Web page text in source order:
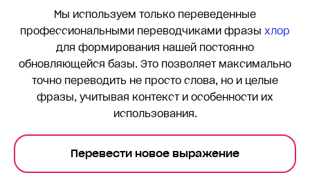
Мы используем только переведенные
профессиональными переводчиками фразы хлор
для формирования нашей постоянно
обновляющейся базы. Это позволяет максимально
точно переводить не просто слова, но и целые
фразы, учитывая контекст и особенности их
использования.
Перевести новое выражение